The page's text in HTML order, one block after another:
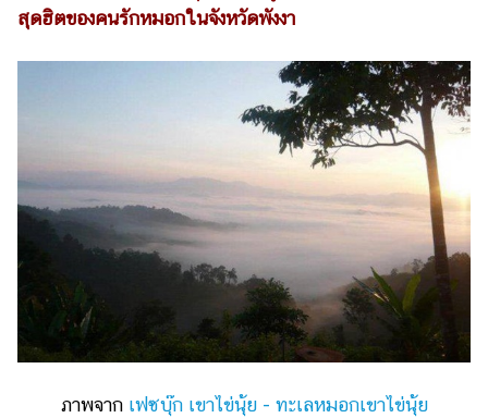
และ
ถือ
ราคา
ทอง
ราคา
น้ำมัน
วา
สุดฮิตของคนรักหมอกในจังหวัดพังงา
ภาพจาก เฟซบุ๊ก เขาไข่นุ้ย - ทะเลหมอกเขาไข่นุ้ย